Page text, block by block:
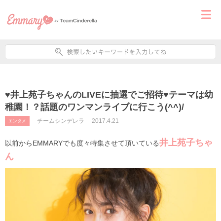
♥井上苑子ちゃんのLIVEに抽選でご招待♥テーマは幼
稚園！？話題のワンマンライブに行こう(^^)/
エンタメ チームシンデレラ 2017.4.21
以前からEMMARYでも度々特集させて頂いている井上苑子ちゃ
ん